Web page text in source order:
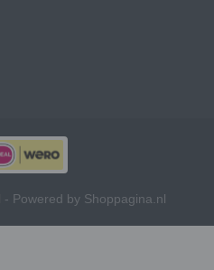
Powered by Shoppagina.nl